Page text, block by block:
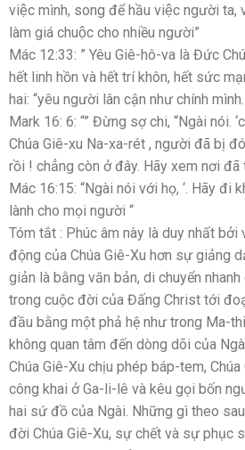
việc mình, song để hầu việc người ta,
làm giá chuộc cho nhiều người”
Mác 12:33: ” Yêu Giê-hô-va là Đức
hết linh hồn và hết trí khôn, hết sức
hai: “yêu người lân cận như chính mình.
Mark 16: 6: “” Đừng sợ chi, “Ngài nói.
Chúa Giê-xu Na-xa-rét , người đã bị
rồi ! chẳng còn ở đây. Hãy xem nơi đã
Mác 16:15: “Ngài nói với họ, ‘. Hãy đi
lành cho mọi người “
Tóm tắt : Phúc âm này là duy nhất bởi
động của Chúa Giê-Xu hơn sự giảng
giản là bằng văn bản, di chuyển
trong cuộc đời của Đấng Christ tới
đầu bằng một phả hệ như trong Ma-
không quan tâm đến dòng dõi của
Chúa Giê-Xu chịu phép báp-tem,
công khai ở Ga-li-lê và kêu gọi bốn
hai sứ đồ của Ngài. Những gì theo
đời Chúa Giê-Xu, sự chết và sự phục